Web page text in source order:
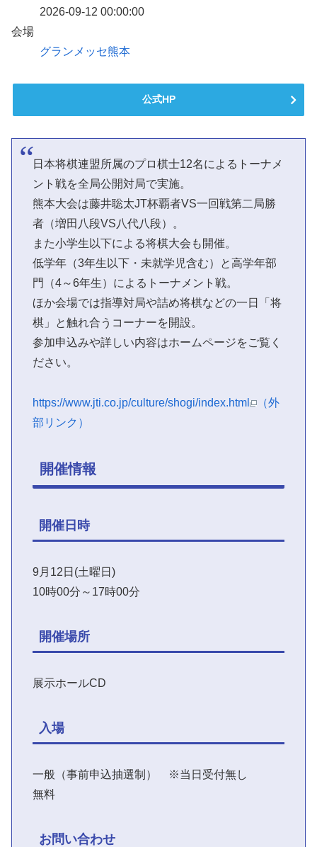
2026-09-12 00:00:00
会場
グランメッセ熊本
公式HP
日本将棋連盟所属のプロ棋士12名によるトーナメ
ント戦を全局公開対局で実施。
熊本大会は藤井聡太JT杯覇者VS一回戦第二局勝
者（増田八段VS八代八段）。
また小学生以下による将棋大会も開催。
低学年（3年生以下・未就学児含む）と高学年部
門（4～6年生）によるトーナメント戦。
ほか会場では指導対局や詰め将棋などの一日「将
棋」と触れ合うコーナーを開設。
参加申込みや詳しい内容はホームページをご覧く
ださい。
https://www.jti.co.jp/culture/shogi/index.html
（外
部リンク）
開催情報
開催日時
9月12日(土曜日)
10時00分～17時00分
開催場所
展示ホールCD
入場
一般（事前申込抽選制） ※当日受付無し
無料
お問い合わせ